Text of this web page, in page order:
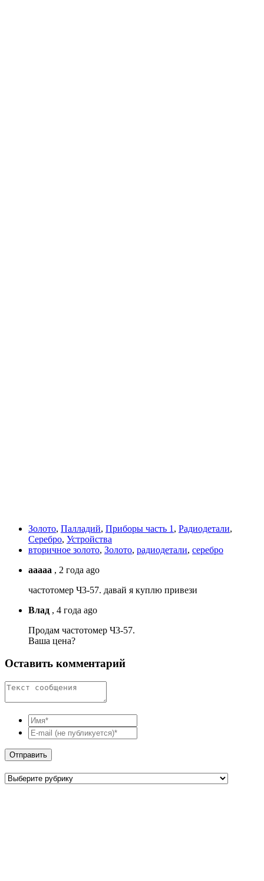
Золото, Палладий, Приборы часть 1 , Радиодетали,
Серебро, Устройства
вторичное золото, Золото, радиодетали, серебро
ааааа , 2 года ago
чaстотомер Ч3-57. давай я куплю привези
Bлaд , 4 года ago
Продaм чaстотомер Ч3-57.
Baшa ценa?
Оставить комментарий